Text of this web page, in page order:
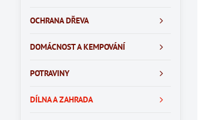
OCHRANA DŘEVA
DOMÁCNOST A KEMPOVÁNÍ
POTRAVINY
DÍLNA A ZAHRADA